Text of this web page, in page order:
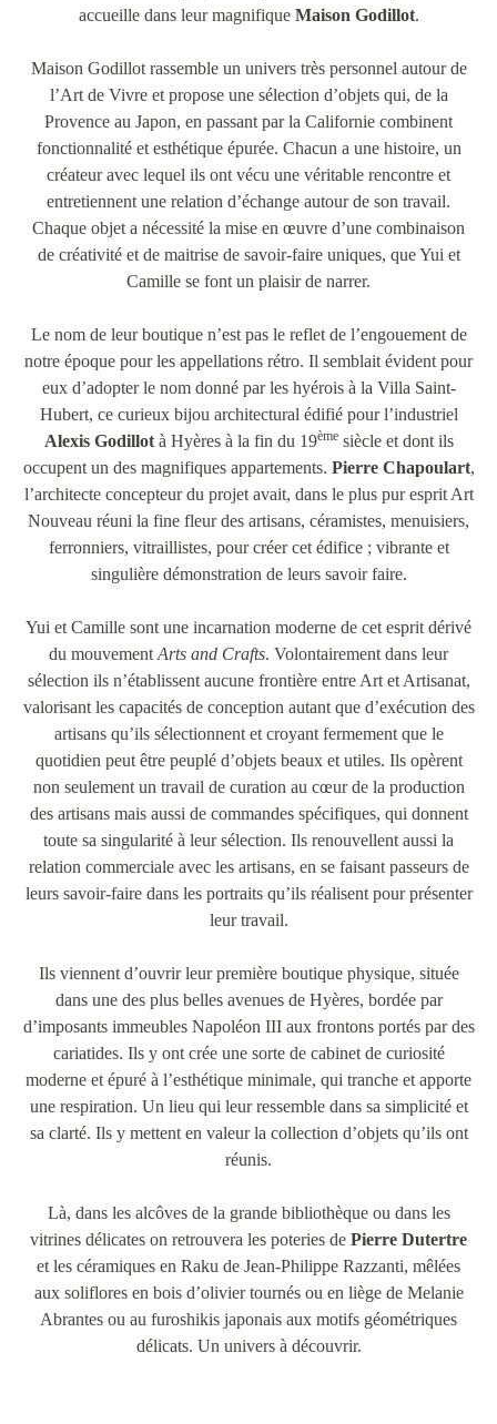
accueille dans leur magnifique Maison Godillot.
Maison Godillot rassemble un univers très personnel autour de
l’Art de Vivre et propose une sélection d’objets qui, de la
Provence au Japon, en passant par la Californie combinent
fonctionnalité et esthétique épurée. Chacun a une histoire, un
créateur avec lequel ils ont vécu une véritable rencontre et
entretiennent une relation d’échange autour de son travail.
Chaque objet a nécessité la mise en œuvre d’une combinaison
de créativité et de maitrise de savoir-faire uniques, que Yui et
Camille se font un plaisir de narrer.
Le nom de leur boutique n’est pas le reflet de l’engouement de
notre époque pour les appellations rétro. Il semblait évident pour
eux d’adopter le nom donné par les hyérois à la Villa Saint-
Hubert, ce curieux bijou architectural édifié pour l’industriel
Alexis Godillotà Hyères à la fin du 19èmesiècle et dont ils
occupent un des magnifiques appartements. Pierre Chapoulart,
l’architecte concepteur du projet avait, dans le plus pur esprit Art
Nouveau réuni la fine fleur des artisans, céramistes, menuisiers,
ferronniers, vitraillistes, pour créer cet édifice ; vibrante et
singulière démonstration de leurs savoir faire.
Yui et Camille sont une incarnation moderne de cet esprit dérivé
du mouvement Arts and Crafts. Volontairement dans leur
sélection ils n’établissent aucune frontière entre Art et Artisanat,
valorisant les capacités de conception autant que d’exécution des
artisans qu’ils sélectionnent et croyant fermement que le
quotidien peut être peuplé d’objets beaux et utiles. Ils opèrent
non seulement un travail de curation au cœur de la production
des artisans mais aussi de commandes spécifiques, qui donnent
toute sa singularité à leur sélection. Ils renouvellent aussi la
relation commerciale avec les artisans, en se faisant passeurs de
leurs savoir-faire dans les portraits qu’ils réalisent pour présenter
leur travail.
Ils viennent d’ouvrir leur première boutique physique, située
dans une des plus belles avenues de Hyères, bordée par
d’imposants immeubles Napoléon III aux frontons portés par des
cariatides. Ils y ont crée une sorte de cabinet de curiosité
moderne et épuré à l’esthétique minimale, qui tranche et apporte
une respiration. Un lieu qui leur ressemble dans sa simplicité et
sa clarté. Ils y mettent en valeur la collection d’objets qu’ils ont
réunis.
Là, dans les alcôves de la grande bibliothèque ou dans les
vitrines délicates on retrouvera les poteries de Pierre Dutertre
et les céramiques en Raku de Jean-Philippe Razzanti, mêlées
aux soliflores en bois d’olivier tournés ou en liège de Melanie
Abrantes ou au furoshikis japonais aux motifs géométriques
délicats. Un univers à découvrir.